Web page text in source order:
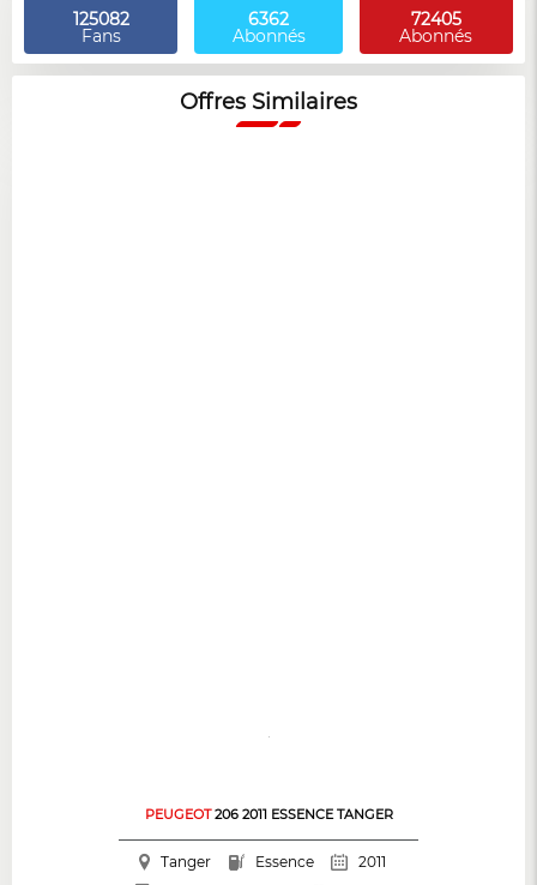
125082
Fans
6362
Abonnés
72405
Abonnés
Offres Similaires
PEUGEOT206 2011 ESSENCE TANGER
Tanger Essence
2011